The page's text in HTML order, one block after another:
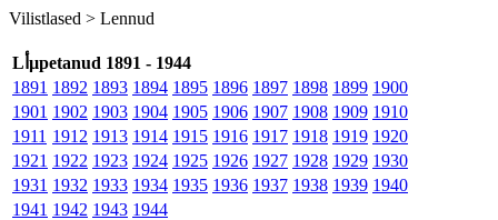
Vilistlased > Lennud
Lأµpetanud 1891 - 1944
1891 1892 1893 1894 1895 1896 1897 1898 1899 1900
1901 1902 1903 1904 1905 1906 1907 1908 1909 1910
1911 1912 1913 1914 1915 1916 1917 1918 1919 1920
1921 1922 1923 1924 1925 1926 1927 1928 1929 1930
1931 1932 1933 1934 1935 1936 1937 1938 1939 1940
1941 1942 1943 1944